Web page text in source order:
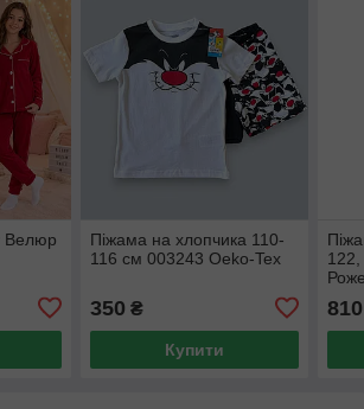
Велюр
Піжама на хлопчика 110-
116 см 003243 Oeko-Tex
350 ₴
Купити
810